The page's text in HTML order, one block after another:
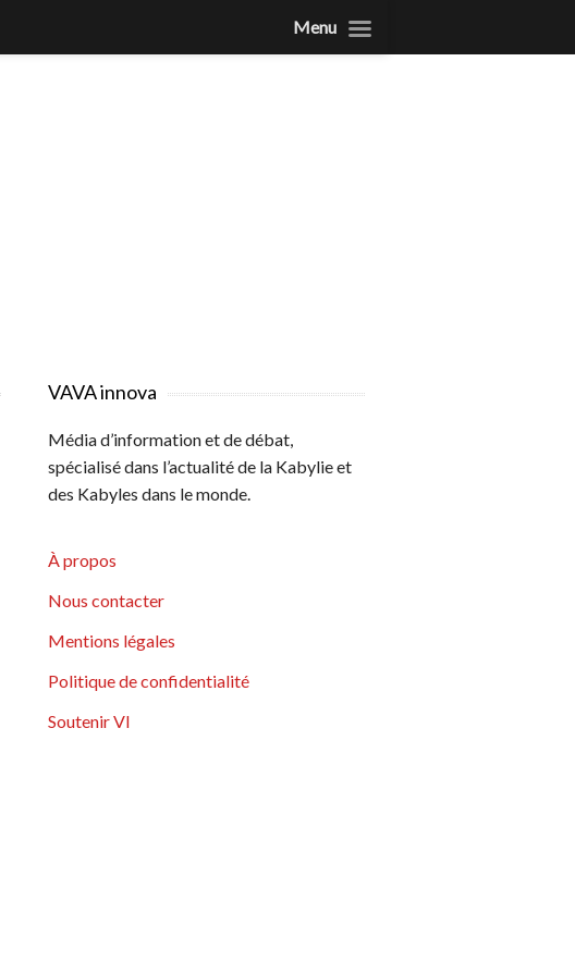
VAVA innova
Média d’information et de débat,
spécialisé dans l’actualité de la Kabylie et
des Kabyles dans le monde.
À propos
Nous contacter
Mentions légales
Politique de confidentialité
Soutenir VI
Menu